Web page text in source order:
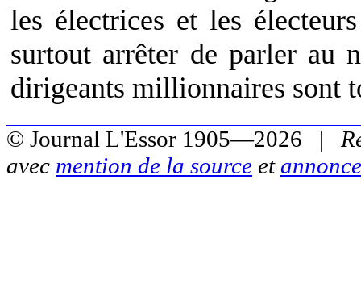
les électrices et les
surtout arrêter de parler au
dirigeants millionnaires sont
© Journal L'Essor 1905—2026 |
avec mention de la source et